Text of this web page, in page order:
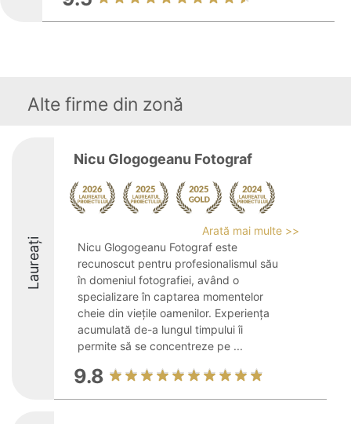
Alte firme din zonă
Laureați
Nicu Glogogeanu Fotograf
Arată mai multe >>
Nicu Glogogeanu Fotograf este
recunoscut pentru profesionalismul său
în domeniul fotografiei, având o
specializare în captarea momentelor
cheie din viețile oamenilor. Experiența
acumulată de-a lungul timpului îi
permite să se concentreze pe ...
9.8